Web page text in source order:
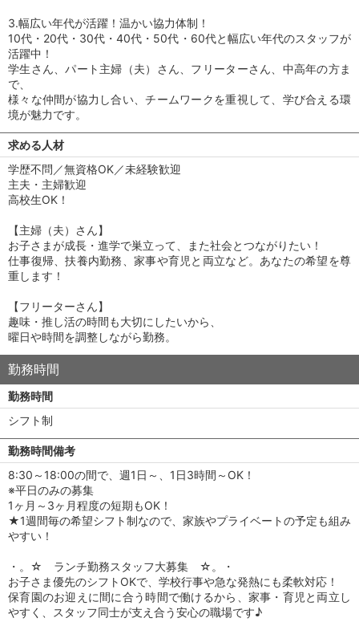
3.幅広い年代が活躍！温かい協力体制！
10代・20代・30代・40代・50代・60代と幅広い年代のスタッフが
活躍中！
学生さん、パート主婦（夫）さん、フリーターさん、中高年の方ま
で、
様々な仲間が協力し合い、チームワークを重視して、学び合える環
境が魅力です。
求める人材
学歴不問／無資格OK／未経験歓迎
主夫・主婦歓迎
高校生OK！
【主婦（夫）さん】
お子さまが成長・進学で巣立って、また社会とつながりたい！
仕事復帰、扶養内勤務、家事や育児と両立など。あなたの希望を尊
重します！
【フリーターさん】
趣味・推し活の時間も大切にしたいから、
曜日や時間を調整しながら勤務。
勤務時間
勤務時間
シフト制
勤務時間備考
8:30～18:00の間で、週1日～、1日3時間～OK！
※平日のみの募集
1ヶ月～3ヶ月程度の短期もOK！
★1週間毎の希望シフト制なので、家族やプライベートの予定も組み
やすい！
・。☆ ランチ勤務スタッフ大募集 ☆。・
お子さま優先のシフトOKで、学校行事や急な発熱にも柔軟対応！
保育園のお迎えに間に合う時間で働けるから、家事・育児と両立し
やすく、スタッフ同士が支え合う安心の職場です♪